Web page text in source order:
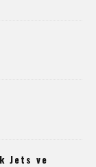
Jets ve